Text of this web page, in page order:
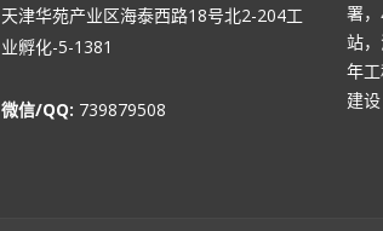
天津华苑产业区海泰西路18号北2-204工
业孵化-5-1381
微信/QQ: 739879508
署
站
年
建设